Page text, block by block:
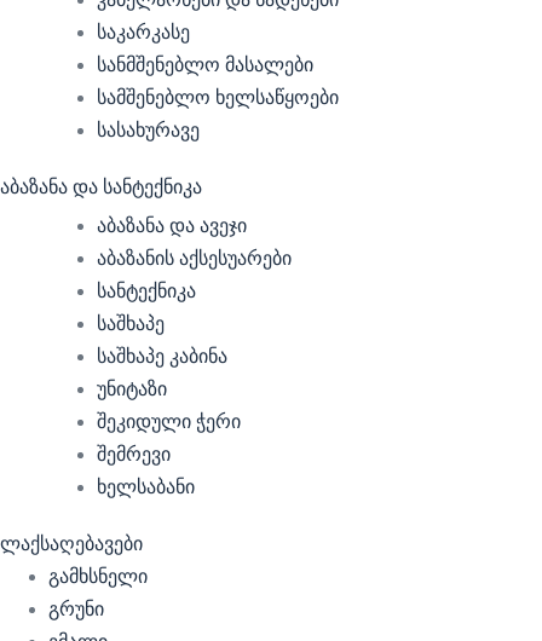
საკარკასე
სანმშენებლო მასალები
სამშენებლო ხელსაწყოები
სასახურავე
აბაზანა და სანტექნიკა
აბაზანა და ავეჯი
აბაზანის აქსესუარები
სანტექნიკა
საშხაპე
საშხაპე კაბინა
უნიტაზი
შეკიდული ჭერი
შემრევი
ხელსაბანი
ლაქსაღებავები
გამხსნელი
გრუნი